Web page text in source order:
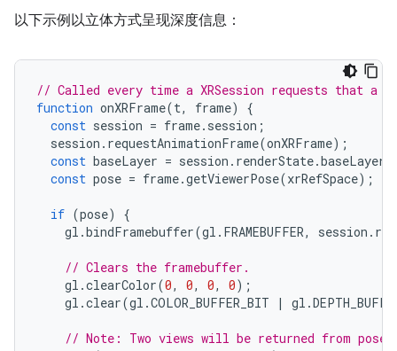
以下示例以立体方式呈现深度信息：
// Called every time a XRSession requests that a
function onXRFrame(t, frame)
{
const session = frame. session ;
session . requestAnimationFrame(onXRFrame);
const baseLayer = session . renderState.baseLayer
const pose = frame.getViewerPose(xrRefSpace);
if (pose)
{
gl .bindFramebuffer(gl . FRAMEBUFFER, session .
// Clears the framebuffer.
gl .clearColor(0, 0, 0, 0);
gl .clear(gl .COLOR_BUFFER_BIT | gl .
// Note: Two views will be returned from